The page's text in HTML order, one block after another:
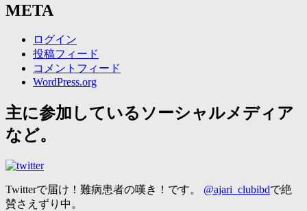
META
ログイン
投稿フィード
コメントフィード
WordPress.org
主に参加しているソーシャルメディア
など。
Twitterで届け！難病患者の嘆き！です。 @ajari_clubibdで絶
賛さえずり中。